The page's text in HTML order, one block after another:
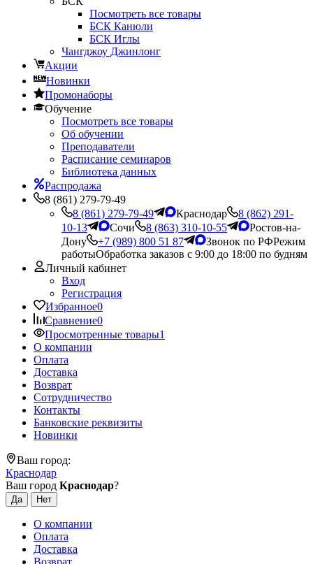
Посмотреть все товары
БСК Канюли
БСК Иглы
Чангджоу Джинлонг
Акции
Новинки
Промонаборы
Обучение
Посмотреть все товары
Об обучении
Преподаватели
Расписание семинаров
Библиотека данных
Распродажа
8 (861) 279-79-49
8 (861) 279-79-49
Краснодар
8 (862) 291-
10-13
Сочи 8 (863) 310-10-55
Ростов-на-
Дону
+7 (989) 800 51 87 Звонок по РФРежим
работыОбработка заказов с 9:00 до 18:00 по будням
Личный кабинет
Вход
Регистрация
Избранное0
Сравнение0
Просмотренные товары1
О компании
Оплата
Доставка
Возврат
Сотрудничество
Контакты
Банковские реквизиты
Новинки
Ваш город:
Краснодар
Ваш город Краснодар?
О компании
Оплата
Доставка
Возврат